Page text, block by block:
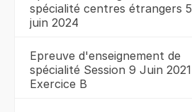
spécialité centres étrangers 5
juin 2024
Epreuve d'enseignement de
spécialité Session 9 Juin 2021
Exercice B